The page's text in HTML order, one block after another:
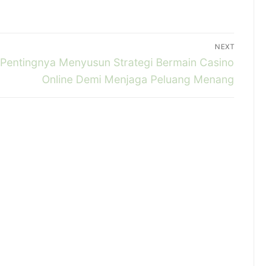
NEXT
Next
Pentingnya Menyusun Strategi Bermain Casino
Online Demi Menjaga Peluang Menang